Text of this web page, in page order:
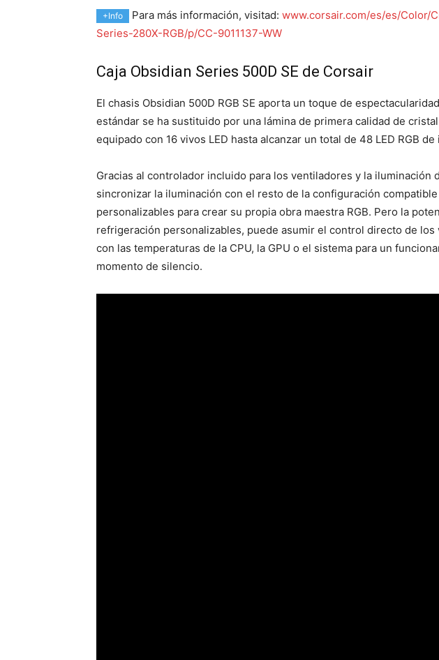
+Info Para más información, visitad: www.corsair.com/es/es/Color/
Series-280X-RGB/p/CC-9011137-WW
Caja Obsidian Series 500D SE de Corsair
El chasis Obsidian 500D RGB SE aporta un toque de
estándar se ha sustituido por una lámina de primera calidad de
equipado con 16 vivos LED hasta alcanzar un total de 48 LED RGB
Gracias al controlador incluido para los ventiladores y la iluminación
sincronizar la iluminación con el resto de la configuración
personalizables para crear su propia obra maestra RGB. Pero la
refrigeración personalizables, puede asumir el control directo de
con las temperaturas de la CPU, la GPU o el sistema para un
momento de silencio.